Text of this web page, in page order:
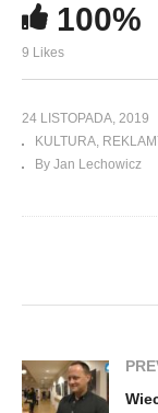
100%
9 Likes
24 LISTOPADA, 2019
KULTURA
By Jan Lechowicz